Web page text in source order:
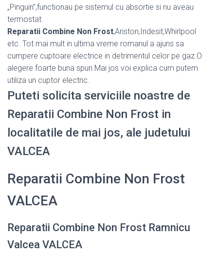
„Pinguin”,functionau pe sistemul cu absortie si nu aveau
termostat.
Reparatii Combine Non Frost,Ariston,Indesit,Whirlpool
etc. Tot mai mult in ultima vreme romanul a ajuns sa
cumpere cuptoare electrice in detrimentul celor pe gaz.O
alegere foarte buna spun.Mai jos voi explica cum putem
utiliza un cuptor electric.
Puteti solicita serviciile noastre de
Reparatii Combine Non Frost in
localitatile de mai jos, ale judetului
VALCEA
Reparatii Combine Non Frost
VALCEA
Reparatii Combine Non Frost Ramnicu
Valcea VALCEA